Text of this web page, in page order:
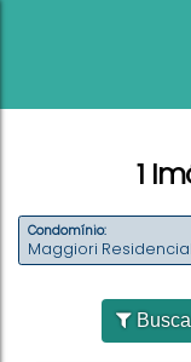
1
Condomínio:
Busca